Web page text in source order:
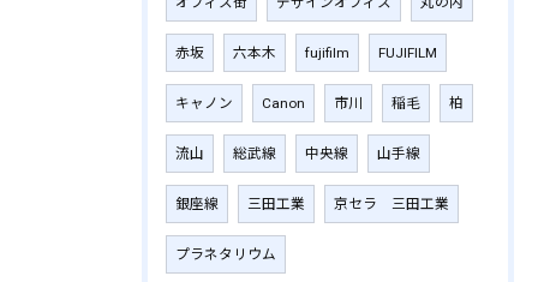
赤坂 六本木 fujifilm ‎FUJIFILM
キャノン Canon 市川 稲毛 柏
流山 総武線 中央線 山手線
銀座線 三田工業 京セラ 三田工業
プラネタリウム